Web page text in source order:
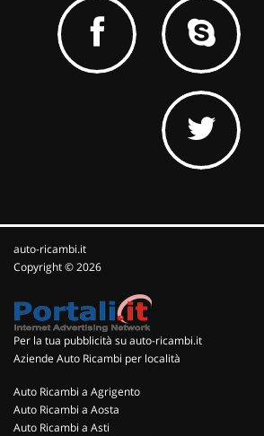
auto-ricambi.it
Copyright © 2026
Per la tua pubblicità su auto-ricambi.it
Aziende Auto Ricambi per località
Auto Ricambi a Agrigento
Auto Ricambi a Aosta
Auto Ricambi a Asti